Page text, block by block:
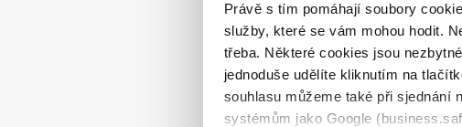
Právě s tím pomáhají soubory
služby, které se vám mohou hodit.
třeba. Některé cookies jsou
jednoduše udělíte kliknutím na
souhlasu můžeme také při sjednání
systémům jako Google